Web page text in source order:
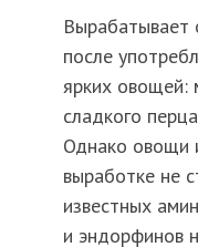
Вырабатывает
после
ярких овощей:
сладкого
Однако овощи
выработке не
известных
и эндорфинов